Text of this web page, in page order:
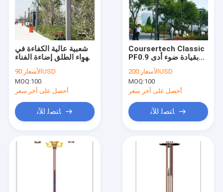
شعبية عالية الكفاءة في
الهواء الطلق إضاءة الفناء
لتطبيقات البنية التحتية
البلدية
الأسعار: 90USD
MOQ:100
أحصل على آخر سعر
ﺎﺘﺼﻟ ﺍﻶﻧ
Coursertech Classic
PF0.9 بقيادة ضوء أدى
ضوء الفناء لشقق بارك
السكنية
الأسعار:200USD
MOQ:100
أحصل على آخر سعر
ﺎﺘﺼﻟ ﺍﻶﻧ